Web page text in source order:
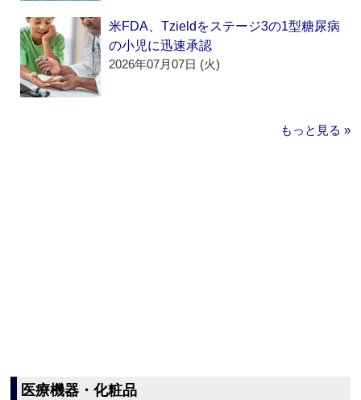
米FDA、Tzieldをステージ3の1型糖尿病
の小児に迅速承認
2026年07月07日 (火)
もっと見る »
医療機器・化粧品